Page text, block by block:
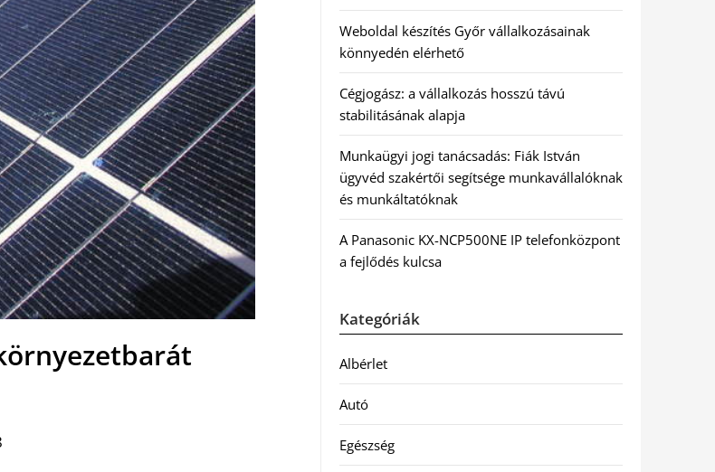
Weboldal készítés Győr vállalkozásainak
könnyedén elérhető
Cégjogász: a vállalkozás hosszú távú
stabilitásának alapja
Munkaügyi jogi tanácsadás: Fiák István
ügyvéd szakértői segítsége munkavállalóknak
és munkáltatóknak
A Panasonic KX-NCP500NE IP telefonközpont
a fejlődés kulcsa
Kategóriák
Albérlet
Autó
Egészség